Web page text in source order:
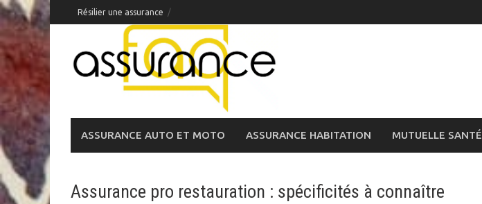
Skip
to
Résilier une assurance
ASSURANCE AUTO ET MOTO ASSURANCE HABITATION MUTUELLE SANTÉ
Assurance pro restauration : spécificités à connaître